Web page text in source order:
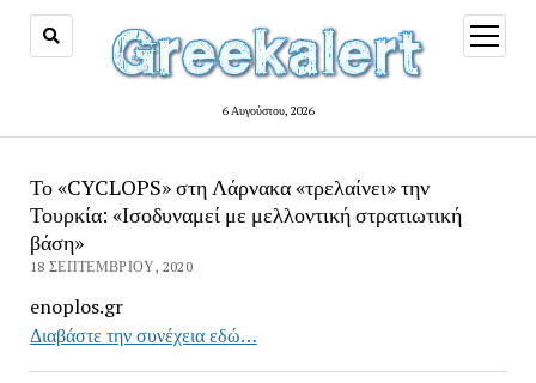
6 Αυγούστου, 2026
open
menu
Το «CYCLOPS» στη Λάρνακα «τρελαίνει» την
Τουρκία: «Ισοδυναμεί με μελλοντική στρατιωτική
βάση»
18 ΣΕΠΤΕΜΒΡΊΟΥ, 2020
enoplos.gr
Διαβάστε την συνέχεια εδώ…